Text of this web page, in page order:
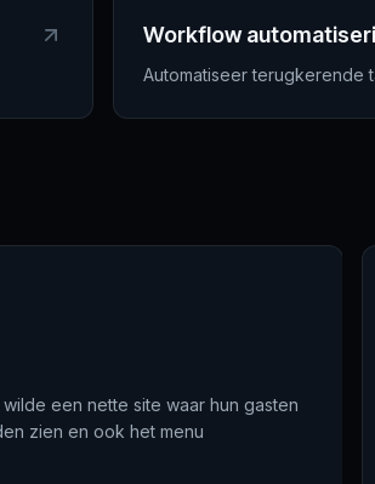
Workflow
Automatiseer terugkerende
een nette site waar hun gasten
zien en ook het menu